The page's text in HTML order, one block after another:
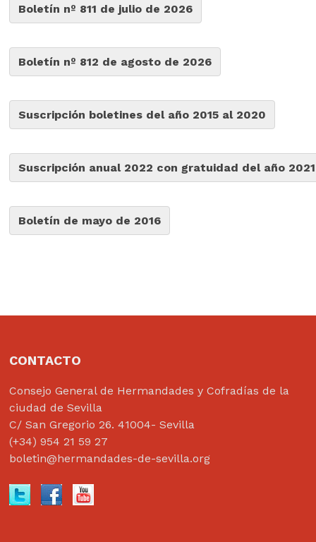
Boletín nº 811 de julio de 2026
Boletín nº 812 de agosto de 2026
Suscripción boletines del año 2015 al 2020
Suscripción anual 2022 con gratuidad del año
Boletín de mayo de 2016
CONTACTO
Consejo General de Hermandades y Cofradías de la
ciudad de Sevilla
C/ San Gregorio 26. 41004- Sevilla
(+34) 954 21 59 27
boletin@hermandades-de-sevilla.org